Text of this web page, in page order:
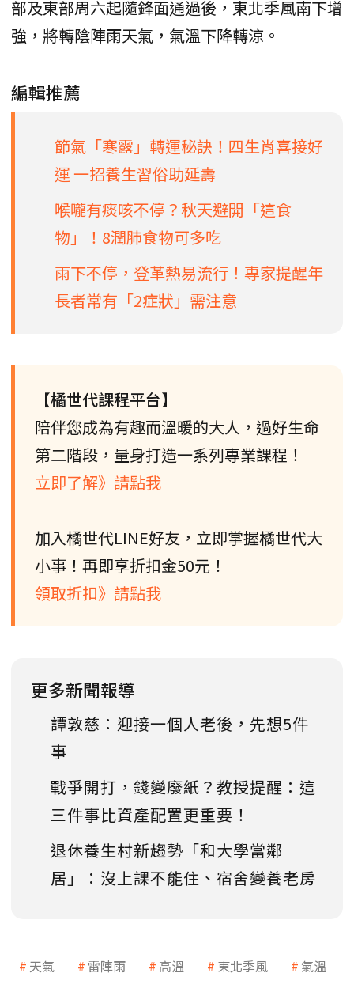
部及東部周六起隨鋒面通過後，東北季風南下增
強，將轉陰陣雨天氣，氣溫下降轉涼。
編輯推薦
節氣「寒露」轉運秘訣！四生肖喜接好
運 一招養生習俗助延壽
喉嚨有痰咳不停？秋天避開「這食
物」！8潤肺食物可多吃
雨下不停，登革熱易流行！專家提醒年
長者常有「2症狀」需注意
【橘世代課程平台】
陪伴您成為有趣而溫暖的大人，過好生命
第二階段，量身打造一系列專業課程！
立即了解》請點我
加入橘世代LINE好友，立即掌握橘世代大
小事！再即享折扣金50元！
領取折扣》請點我
更多新聞報導
譚敦慈：迎接一個人老後，先想5件
事
戰爭開打，錢變廢紙？教授提醒：這
三件事比資產配置更重要！
退休養生村新趨勢「和大學當鄰
居」：沒上課不能住、宿舍變養老房
天氣 雷陣雨 高溫 東北季風
氣溫